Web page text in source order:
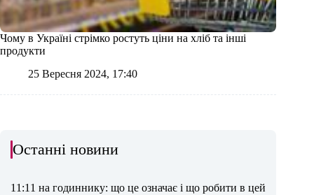
Чому в Україні стрімко ростуть ціни на хліб та інші
продукти
25 Вересня 2024, 17:40
Останні новини
11:11 на годиннику: що це означає і що робити в цей